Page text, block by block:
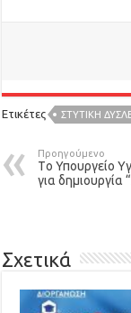
Ετικέτες ΣΤΥΤΙΚΗ
Προηγούμενο
Tο Υπουργείο
για δημιουργία
Σχετικά